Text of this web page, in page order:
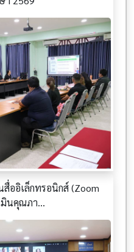
ออิเล็กทรอนิกส์ (Zoom
มินคุณภา...